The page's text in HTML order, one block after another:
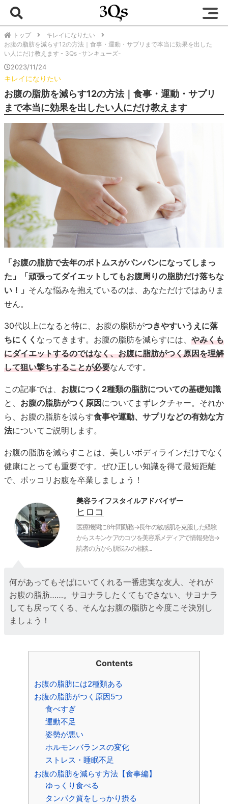
トップ
キレイになりたい
お腹の脂肪を減らす12の方法｜食事・運動・サプリまで本当に効果を出した
い人にだけ教えます - 3Qs -サンキューズ-
2023/11/24
キレイになりたい
お腹の脂肪を減らす12の方法｜食事・運動・サプリ
まで本当に効果を出したい人にだけ教えます
「お腹の脂肪で去年のボトムスがパンパンになってしまっ
た」「頑張ってダイエットしてもお腹周りの脂肪だけ落ちな
い！」 そんな悩みを抱えているのは、あなただけではありま
せん。
30代以上になると特に、お腹の脂肪がつきやすいうえに落
ちにくく なってきます。お腹の脂肪を減らすには、 やみくも
にダイエットするのではなく、お腹に脂肪がつく原因を理解
して狙い撃ちすることが必要なんです。
この記事では、 お腹につく2種類の脂肪についての基礎知識
と、 お腹の脂肪がつく原因 についてまずレクチャー。それか
ら、お腹の脂肪を減らす食事や運動、サプリなどの有効な方
法についてご説明します。
お腹の脂肪を減らすことは、美しいボディラインだけでなく
健康にとっても重要です。ぜひ正しい知識を得て最短距離
で、ポッコリお腹を卒業しましょう！
美容ライフスタイルアドバイザー
ヒロコ
医療機関に8年間勤務→長年の敏感肌を克服した経験
からスキンケアのコツを美容系メディアで情報発信→
読者の方から肌悩みの相談...
何があってもそばにいてくれる一番忠実な友人、それが
お腹の脂肪……。サヨナラしたくてもできない、サヨナラ
しても戻ってくる、そんなお腹の脂肪と今度こそ決別し
ましょう！
Contents
お腹の脂肪には2種類ある
お腹の脂肪がつく原因5つ
食べすぎ
運動不足
姿勢が悪い
ホルモンバランスの変化
ストレス・睡眠不足
お腹の脂肪を減らす方法【食事編】
ゆっくり食べる
タンパク質をしっかり摂る